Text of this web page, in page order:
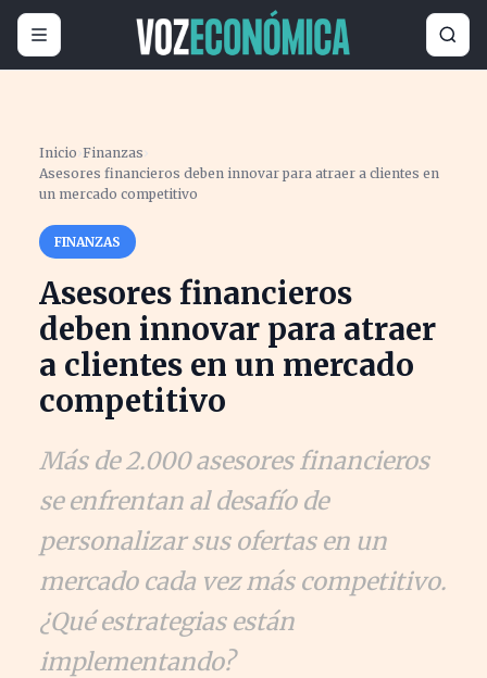
Inicio ›Finanzas ›
Asesores financieros deben innovar para atraer a clientes en
un mercado competitivo
FINANZAS
Asesores financieros
deben innovar para atraer
a clientes en un mercado
competitivo
Más de 2.000 asesores financieros
se enfrentan al desafío de
personalizar sus ofertas en un
mercado cada vez más competitivo.
¿Qué estrategias están
implementando?